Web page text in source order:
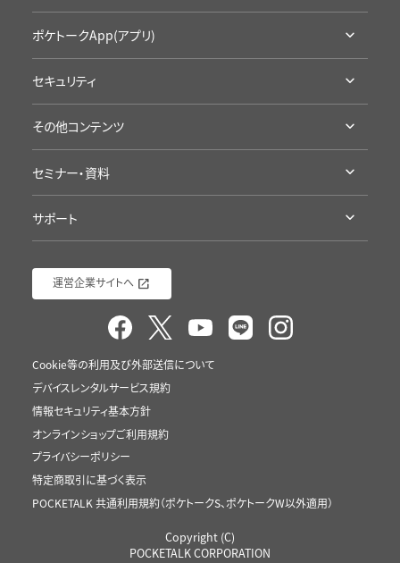
カンファレンスに
学校の授業に
学校の事例
ポケトークApp(アプリ)
Google Playへ
アプリ評価を見る
セキュリティ
その他コンテンツ
ポケトーク徹底検証
ポケトーク流の語学学習 ポケトークチャレンジ
セミナー・資料
サポート
運営企業サイトへ
Cookie等の利用及び外部送信について
デバイスレンタルサービス規約
情報セキュリティ基本方針
オンラインショップご利用規約
プライバシーポリシー
特定商取引に基づく表示
POCKETALK 共通利用規約（ポケトークS、ポケトークW以外適用）
Copyright (C)
POCKETALK CORPORATION